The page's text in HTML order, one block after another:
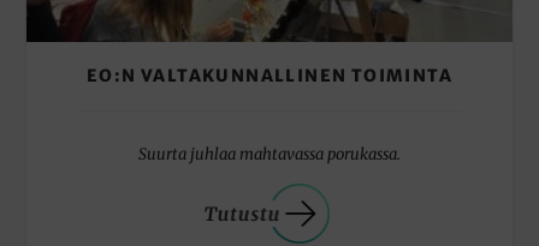
EO:N VALTAKUNNALLINEN TOIMINTA
Suurta juhlaa mahtavassa porukassa.